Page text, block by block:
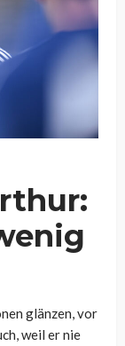
glänzen, vor
weil er nie